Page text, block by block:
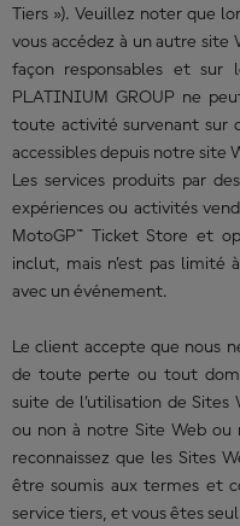
Tiers »). Veuillez noter que
vous accédez à un autre site
façon responsables et sur
PLATINIUM GROUP ne
toute activité survenant sur
accessibles depuis notre site
Les services produits par
expériences ou activités
MotoGP™ Ticket Store et
inclut, mais n’est pas limité
avec un événement.
Le client accepte que nous
de toute perte ou tout
suite de l’utilisation de Sites
ou non à notre Site Web ou
reconnaissez que les Sites
être soumis aux termes et
service tiers, et vous êtes